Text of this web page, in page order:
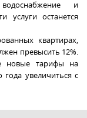
и
услуги останется
квартирах,
превысить 12%.
новые тарифы на
увеличиться с